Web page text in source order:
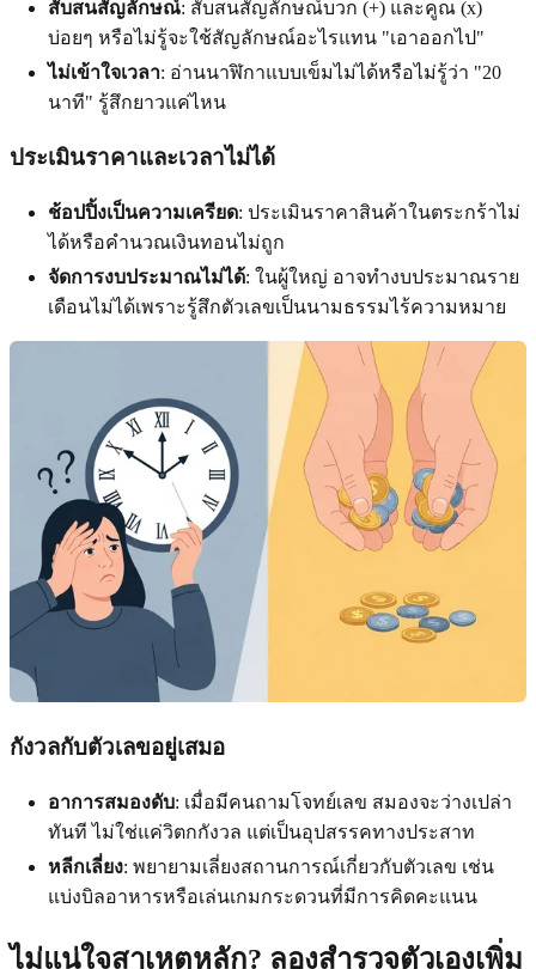
สับสนสัญลักษณ์: สับสนสัญลักษณ์บวก (+) และคูณ (x)
บ่อยๆ หรือไม่รู้จะใช้สัญลักษณ์อะไรแทน "เอาออกไป"
ไม่เข้าใจเวลา: อ่านนาฬิกาแบบเข็มไม่ได้หรือไม่รู้ว่า "20
นาที" รู้สึกยาวแค่ไหน
ประเมินราคาและเวลาไม่ได้
ช้อปปิ้งเป็นความเครียด: ประเมินราคาสินค้าในตระกร้าไม่
ได้หรือคำนวณเงินทอนไม่ถูก
จัดการงบประมาณไม่ได้: ในผู้ใหญ่ อาจทำงบประมาณราย
เดือนไม่ได้เพราะรู้สึกตัวเลขเป็นนามธรรมไร้ความหมาย
กังวลกับตัวเลขอยู่เสมอ
อาการสมองดับ: เมื่อมีคนถามโจทย์เลข สมองจะว่างเปล่า
ทันที ไม่ใช่แค่วิตกกังวล แต่เป็นอุปสรรคทางประสาท
หลีกเลี่ยง: พยายามเลี่ยงสถานการณ์เกี่ยวกับตัวเลข เช่น
แบ่งบิลอาหารหรือเล่นเกมกระดวนที่มีการคิดคะแนน
ไม่แน่ใจสาเหตุหลัก? ลองสำรวจตัวเองเพิ่ม